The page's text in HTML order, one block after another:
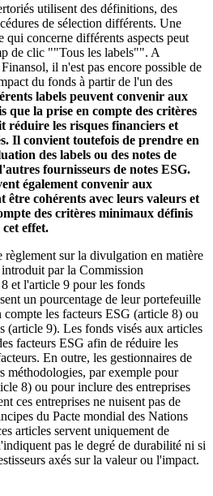
utilisent des définitions, des
de sélection différents. Une
qui concerne différents aspects peut
de clic ""Tous les labels"". A
il n'est pas encore possible de
du fonds à partir de l'un des
labels peuvent convenir aux
que la prise en compte des critères
réduire les risques financiers et
Il convient toutefois de prendre en
des labels ou des notes de
fournisseurs de notes ESG.
également convenir aux
être cohérents avec leurs valeurs et
des critères minimaux définis
effet.
règlement sur la divulgation en matière
par la Commission
et l'article 9 pour les fonds
un pourcentage de leur portefeuille
compte les facteurs ESG (article 8) ou
(article 9). Les fonds visés aux articles
facteurs ESG afin de réduire les
En outre, les gestionnaires de
méthodologies, par exemple pour
8) ou pour inclure des entreprises
ces entreprises ne nuisent pas de
du Pacte mondial des Nations
articles servent uniquement de
pas le degré de durabilité ni si
axés sur la valeur ou l'impact.